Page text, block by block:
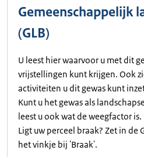
Gemeenschappelijk
(GLB)
U leest hier waarvoor u met dit
vrijstellingen kunt krijgen. Ook
activiteiten u dit gewas kunt
Kunt u het gewas als
leest u ook wat de weegfactor is.
Ligt uw perceel braak? Zet in de
het vinkje bij 'Braak'.